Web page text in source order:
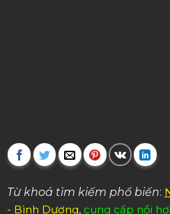
Từ khoá tìm kiếm phổ biến:
- Bình Dương, cung cấp nồi